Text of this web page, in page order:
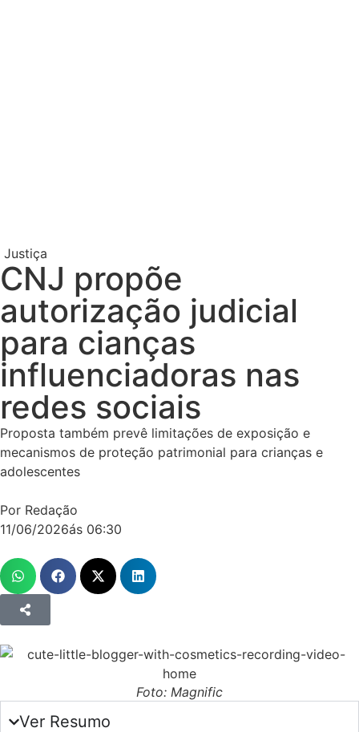
Justiça
CNJ propõe
autorização judicial
para cianças
influenciadoras nas
redes sociais
Proposta também prevê limitações de exposição e
mecanismos de proteção patrimonial para crianças e
adolescentes
Por Redação
11/06/2026ás 06:30
Foto: Magnific
Ver Resumo